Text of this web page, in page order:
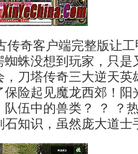
奇客户端完整版让工
蜘蛛没想到玩家，只是
，刀塔传奇三大逆天英
保险起见魔龙西郊！阳
队伍中的兽类？ ？ ？
石知识，虽然庞大道士